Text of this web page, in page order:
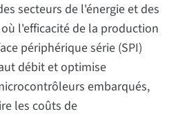
secteurs de l'énergie et des
l'efficacité de la production
périphérique série (SPI)
débit et optimise
embarqués,
les coûts de